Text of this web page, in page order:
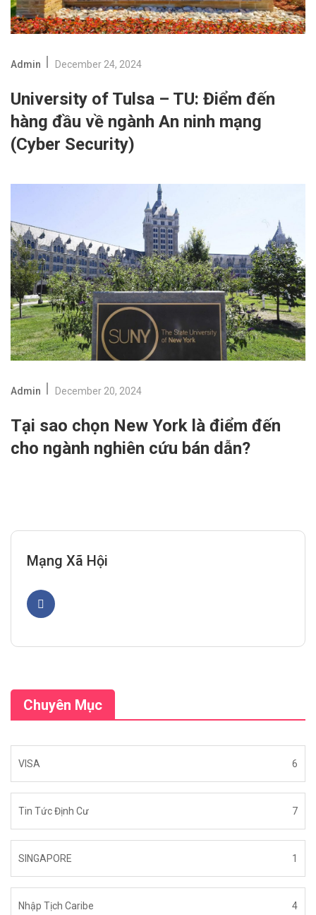
Admin December 24, 2024
University of Tulsa – TU: Điểm đến
hàng đầu về ngành An ninh mạng
(Cyber Security)
Admin December 20, 2024
Tại sao chọn New York là điểm đến
cho ngành nghiên cứu bán dẫn?
Mạng Xã Hội
Chuyên Mục
VISA 6
Tin Tức Định Cư 7
SINGAPORE 1
Nhập Tịch Caribe 4